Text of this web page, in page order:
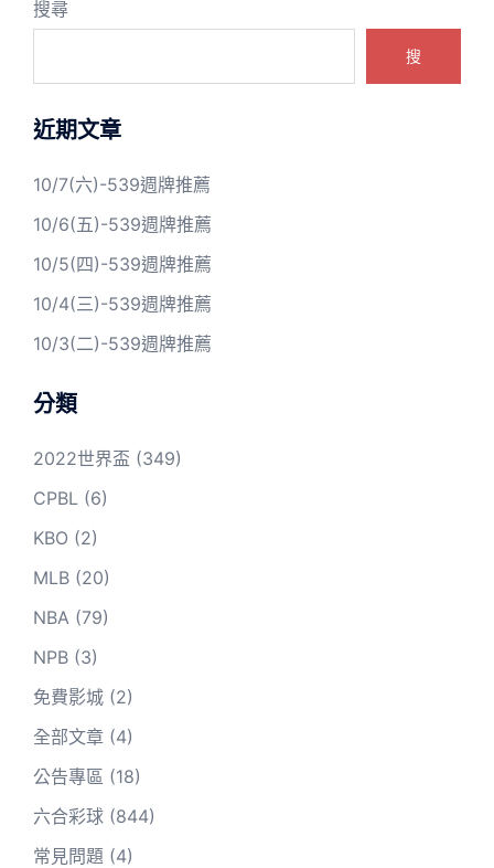
搜尋
搜
近期文章
10/7(六)-539週牌推薦
10/6(五)-539週牌推薦
10/5(四)-539週牌推薦
10/4(三)-539週牌推薦
10/3(二)-539週牌推薦
分類
2022世界盃 (349)
CPBL (6)
KBO (2)
MLB (20)
NBA (79)
NPB (3)
免費影城 (2)
全部文章 (4)
公告專區 (18)
六合彩球 (844)
常見問題 (4)